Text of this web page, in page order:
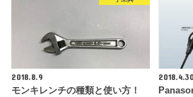
2018.8.9
モンキレンチの種類と使い方！
2018.4.30